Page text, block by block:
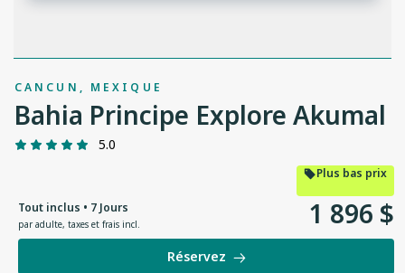
CANCUN, MEXIQUE
Bahia Principe Explore Akumal
5.0
Plus bas prix
Tout inclus • 7 Jours
par adulte, taxes et frais incl. 1 896 $
Réservez